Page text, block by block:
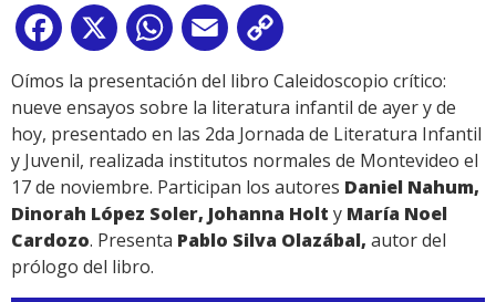
Facebook
X WhatsApp
Email
Link
Oímos la presentación del libro Caleidoscopio crítico:
nueve ensayos sobre la literatura infantil de ayer y de
hoy, presentado en las 2da Jornada de Literatura Infantil
y Juvenil, realizada institutos normales de Montevideo el
17 de noviembre. Participan los autores Daniel Nahum,
Dinorah López Soler, Johanna Holt y María Noel
Cardozo. Presenta Pablo Silva Olazábal, autor del
prólogo del libro.